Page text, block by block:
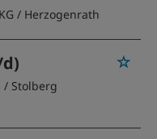
/ Herzogenrath
/ Stolberg